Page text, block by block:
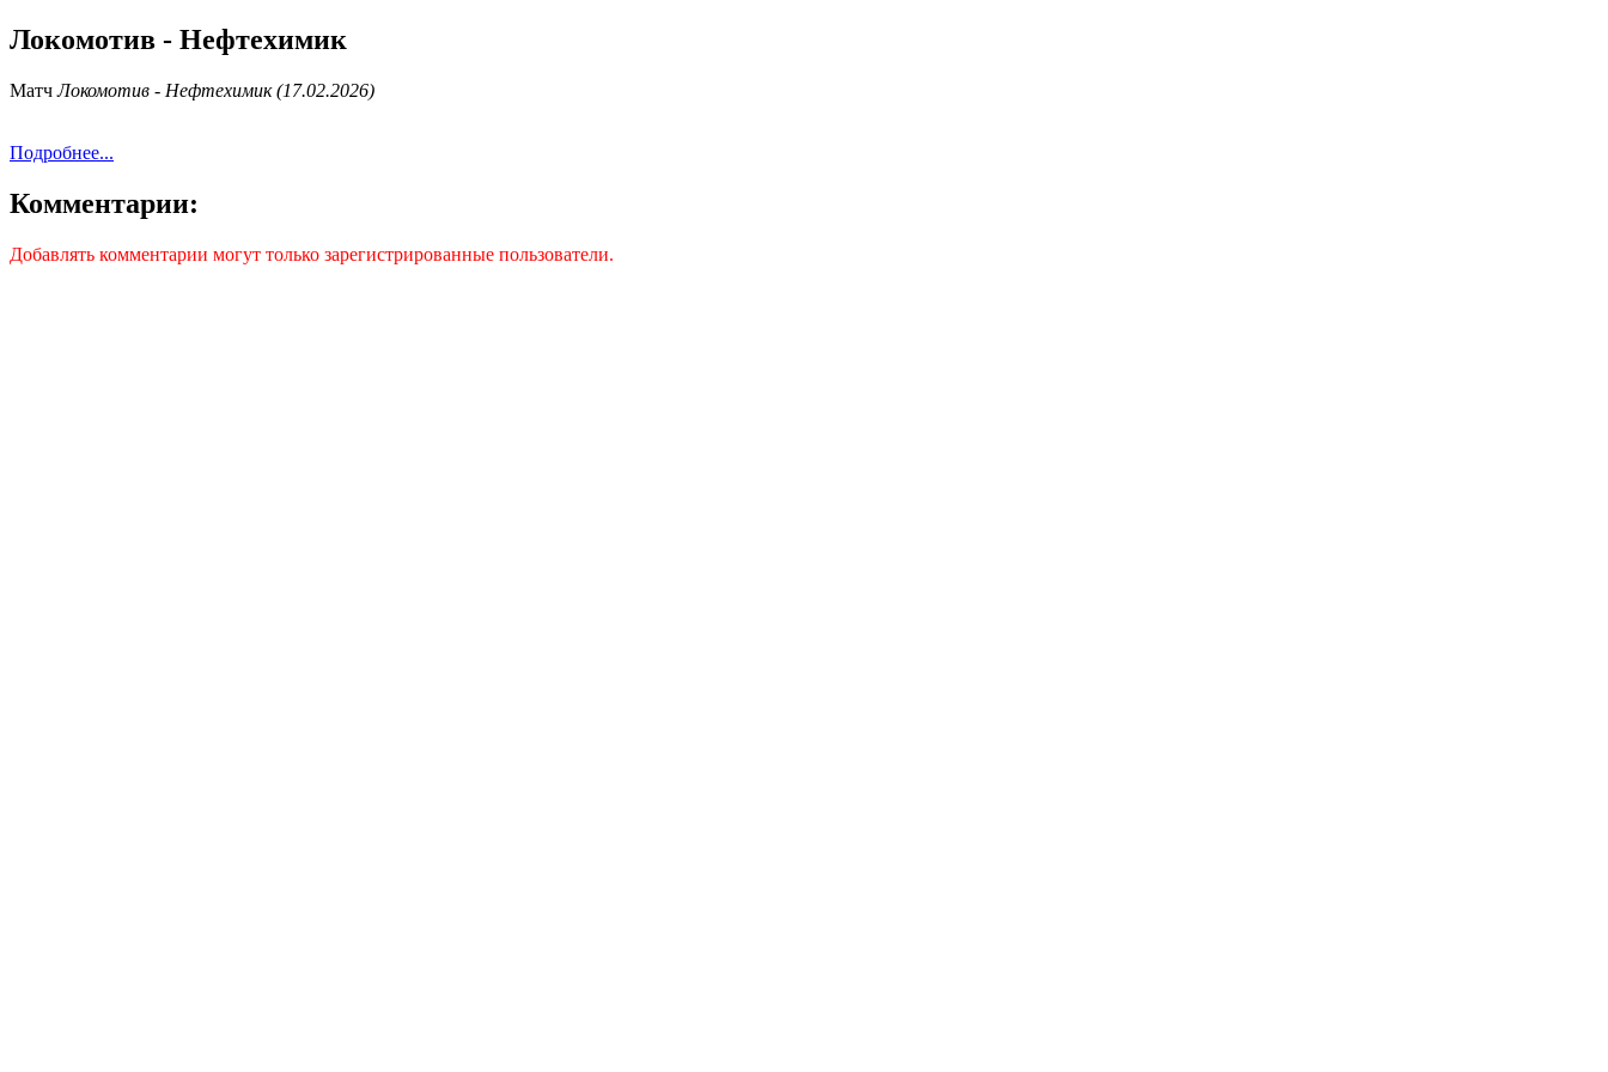
Локомотив - Нефтехимик
МатчЛокомотив - Нефтехимик (17.02.2026)
Подробнее...
Комментарии:
Добавлять комментарии могут только зарегистрированные пользователи.